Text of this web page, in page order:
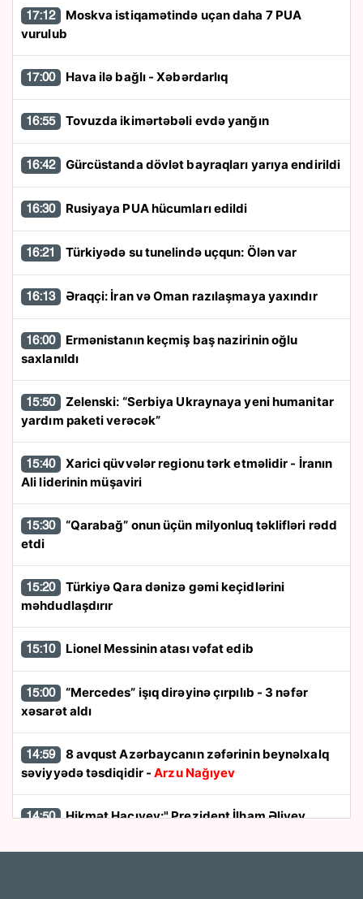
17:12
vurulub
17:00 Hava ilə bağlı - Xəbərdarlıq
16:55 Tovuzda ikimərtəbəli evdə yanğın
16:42 Gürcüstanda dövlət bayraqları yarıya endirildi
16:30 Rusiyaya PUA hücumları edildi
16:21 Türkiyədə su tunelində uçqun: Ölən var
16:13 Əraqçi: İran və Oman razılaşmaya yaxındır
16:00
saxlanıldı
15:50
yardım paketi verəcək”
15:40
Ali liderinin müşaviri
15:30
etdi
15:20
məhdudlaşdırır
15:10 Lionel Messinin atası vəfat edib
15:00
xəsarət aldı
14:59
səviyyədə təsdiqidir -Arzu Nağıyev
14:50 Hikmət Hacıyev:" Prezident İlham Əliyev